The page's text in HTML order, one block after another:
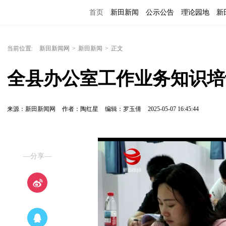
首页 新田新闻 公示公告 理论园地 新
当前位置: 新田新闻网 > 新田新闻 > 正文
全县办公室工作业务知识
来源：新田新闻网 作者：陶红星 编辑：罗玉倩 2025-05-07 16:45:44
—分享—